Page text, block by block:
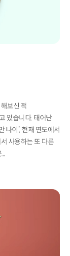
보신 적
있습니다. 태어난
나이’, 현재 연도에서
사용하는 또 다른